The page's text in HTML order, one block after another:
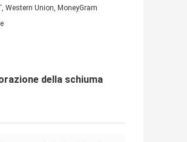
Western Union, MoneyGram
della schiuma